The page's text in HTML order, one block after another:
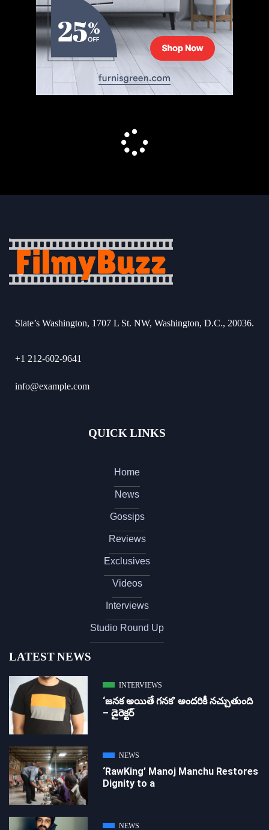
Slate’s Washington, 1707 L St. NW, Washington, D.C., 20036.
+1 212-602-9641
info@example.com
QUICK LINKS
Home
News
Gossips
Reviews
Exclusives
Videos
Interviews
Studio Round Up
LATEST NEWS
INTERVIEWS
‘జ‌న‌క అయితే గ‌న‌క‌’ అందరికీ నచ్చుతుంది
– డైరెక్ట‌ర్
NEWS
‘RawKing’ Manoj Manchu Restores
Dignity to a
NEWS